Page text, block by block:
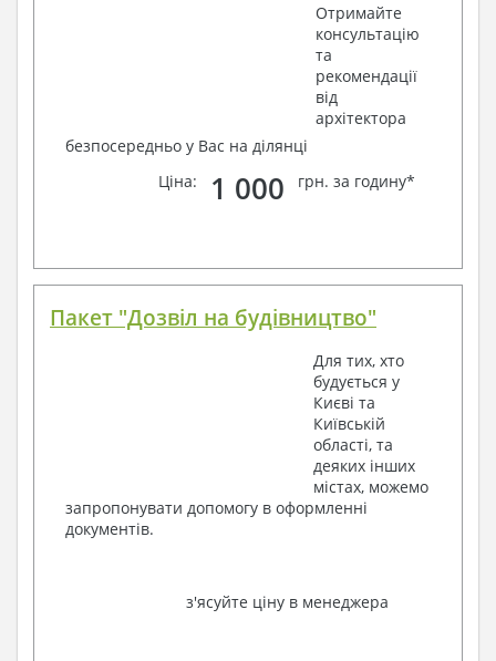
Отримайте
консультацію
та
рекомендації
від
архітектора
безпосередньо у Вас на ділянці
Ціна:
1 000 грн. за годину*
Пакет "Дозвіл на будівництво"
Для тих, хто
будується у
Києві та
Київській
області, та
деяких інших
містах, можемо
запропонувати допомогу в оформленні
документів.
з'ясуйте ціну в менеджера